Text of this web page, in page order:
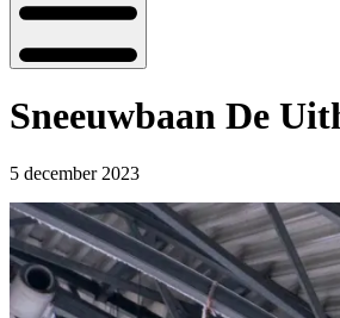
Sneeuwbaan De
5 december 2023